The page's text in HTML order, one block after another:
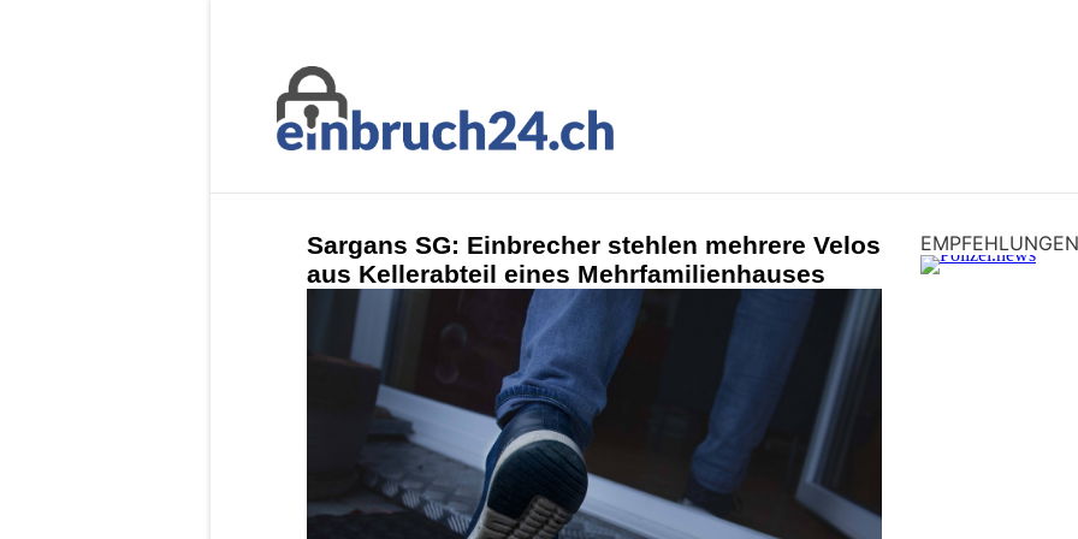
Sargans SG: Einbrecher stehlen mehrere Velos
aus Kellerabteil eines Mehrfamilienhauses
EMPFEHLUNGEN